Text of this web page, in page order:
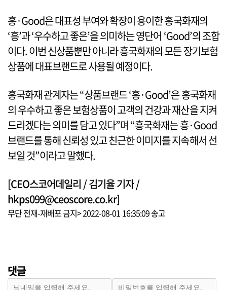
흥·Good은 대표성 부여와 확장이 용이한 흥국화재의
‘흥’과 ‘우수하고 좋은’을 의미하는 영단어 ‘Good’의 조합
이다. 이번 신상품뿐만 아니라 흥국화재의 모든 장기보험
상품에 대표브랜드로 사용될 예정이다.
흥국화재 관계자는 “상품브랜드 ‘흥·Good’은 흥국화재
의 우수하고 좋은 보험상품이 고객의 건강과 재산을 지켜
드리겠다는 의미를 담고 있다”며 “흥국화재는 흥·Good
브랜드를 통해 신뢰성 있고 친근한 이미지를 지속해서 선
보일 것”이라고 말했다.
[CEO스코어데일리 / 김기율 기자 /
hkps099@ceoscore.co.kr]
무단 전재-재배포 금지> 2022-08-01 16:35:09 송고
댓글